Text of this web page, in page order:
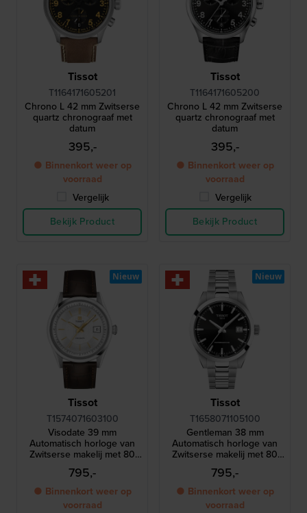
Tissot
T1164171605201
Chrono L 42 mm Zwitserse
quartz chronograaf met
datum
395,-
● Binnenkort weer op
voorraad
Vergelijk
Bekijk Product
Tissot
T1164171605200
Chrono L 42 mm Zwitserse
quartz chronograaf met
datum
395,-
● Binnenkort weer op
voorraad
Vergelijk
Bekijk Product
Tissot
T1574071603100
Visodate 39 mm
Automatisch horloge van
Zwitserse makelij met 80
uur gangreserve
795,-
● Binnenkort weer op
voorraad
Nieuw
Tissot
T1658071105100
Gentleman 38 mm
Automatisch horloge van
Zwitserse makelij met 80
uur gangreserve
795,-
● Binnenkort weer op
voorraad
Nieuw